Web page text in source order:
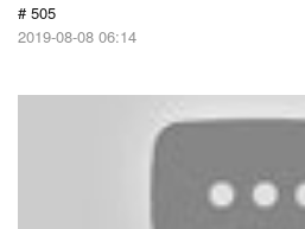
# 505
2019-08-08 06:14